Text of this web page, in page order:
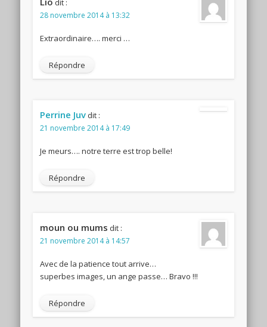
dit :
28 novembre 2014 à 13:32
Extraordinaire…. merci …
Répondre
Perrine Juv dit :
21 novembre 2014 à 17:49
Je meurs…. notre terre est trop belle!
Répondre
moun ou mums dit :
21 novembre 2014 à 14:57
Avec de la patience tout arrive…
superbes images, un ange passe… Bravo !!!
Répondre